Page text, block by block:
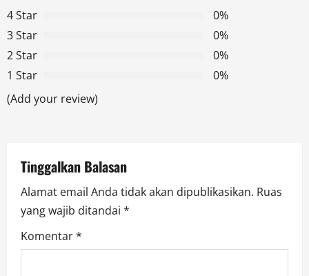
i
g
a
t
o
n
4 Star
0%
3 Star
0%
2 Star
0%
1 Star
0%
(Add your review)
Tinggalkan Balasan
Alamat email Anda tidak akan dipublikasikan. Ruas
yang wajib ditandai *
Komentar*